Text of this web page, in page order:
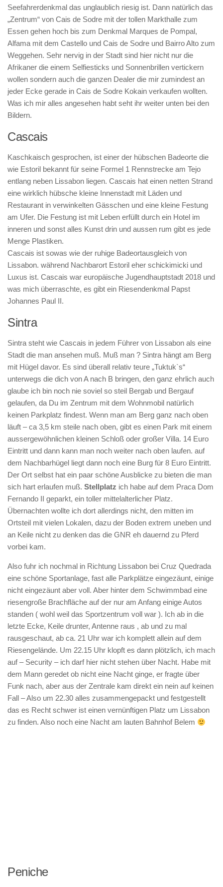
Seefahrerdenkmal das unglaublich riesig ist. Dann natürlich das
„Zentrum“ von Cais de Sodre mit der tollen Markthalle zum
Essen gehen hoch bis zum Denkmal Marques de Pompal,
Alfama mit dem Castello und Cais de Sodre und Bairro Alto zum
Weggehen. Sehr nervig in der Stadt sind hier nicht nur die
Afrikaner die einem Selfiesticks und Sonnenbrillen vertickern
wollen sondern auch die ganzen Dealer die mir zumindest an
jeder Ecke gerade in Cais de Sodre Kokain verkaufen wollten.
Was ich mir alles angesehen habt seht ihr weiter unten bei den
Bildern.
Cascais
Kaschkaisch gesprochen, ist einer der hübschen Badeorte die
wie Estoril bekannt für seine Formel 1 Rennstrecke am Tejo
entlang neben Lissabon liegen. Cascais hat einen netten Strand
eine wirklich hübsche kleine Innenstadt mit Läden und
Restaurant in verwinkelten Gässchen und eine kleine Festung
am Ufer. Die Festung ist mit Leben erfüllt durch ein Hotel im
inneren und sonst alles Kunst drin und aussen rum gibt es jede
Menge Plastiken.
Cascais ist sowas wie der ruhige Badeortausgleich von
Lissabon. während Nachbarort Estoril eher schickimicki und
Luxus ist. Cascais war europäische Jugendhauptstadt 2018 und
was mich überraschte, es gibt ein Riesendenkmal Papst
Johannes Paul II.
Sintra
Sintra steht wie Cascais in jedem Führer von Lissabon als eine
Stadt die man ansehen muß. Muß man ? Sintra hängt am Berg
mit Hügel davor. Es sind überall relativ teure „Tuktuk`s“
unterwegs die dich von A nach B bringen, den ganz ehrlich auch
glaube ich bin noch nie soviel so steil Bergab und Bergauf
gelaufen, da Du im Zentrum mit dem Wohnmobil natürlich
keinen Parkplatz findest. Wenn man am Berg ganz nach oben
läuft – ca 3,5 km steile nach oben, gibt es einen Park mit einem
aussergewöhnlichen kleinen Schloß oder großer Villa. 14 Euro
Eintritt und dann kann man noch weiter nach oben laufen. auf
dem Nachbarhügel liegt dann noch eine Burg für 8 Euro Eintritt.
Der Ort selbst hat ein paar schöne Ausblicke zu bieten die man
sich hart erlaufen muß. Stellplatz ich habe auf dem Praca Dom
Fernando II geparkt, ein toller mittelalterlicher Platz.
Übernachten wollte ich dort allerdings nicht, den mitten im
Ortsteil mit vielen Lokalen, dazu der Boden extrem uneben und
an Keile nicht zu denken das die GNR eh dauernd zu Pferd
vorbei kam.
Also fuhr ich nochmal in Richtung Lissabon bei Cruz Quedrada
eine schöne Sportanlage, fast alle Parkplätze eingezäunt, einige
nicht eingezäunt aber voll. Aber hinter dem Schwimmbad eine
riesengroße Brachfläche auf der nur am Anfang einige Autos
standen ( wohl weil das Sportzentrum voll war ). Ich ab in die
letzte Ecke, Keile drunter, Antenne raus , ab und zu mal
rausgeschaut, ab ca. 21 Uhr war ich komplett allein auf dem
Riesengelände. Um 22.15 Uhr klopft es dann plötzlich, ich mach
auf – Security – ich darf hier nicht stehen über Nacht. Habe mit
dem Mann geredet ob nicht eine Nacht ginge, er fragte über
Funk nach, aber aus der Zentrale kam direkt ein nein auf keinen
Fall – Also um 22.30 alles zusammengepackt und festgestellt
das es Recht schwer ist einen vernünftigen Platz um Lissabon
zu finden. Also noch eine Nacht am lauten Bahnhof Belem
Peniche